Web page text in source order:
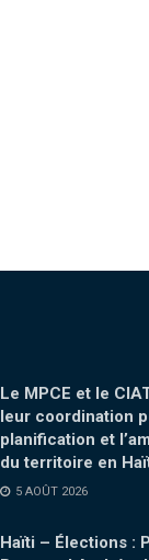
Le MPCE et le
leur coordination
planification et
du territoire en
5 AOÛT 2026
Haïti – Élections :